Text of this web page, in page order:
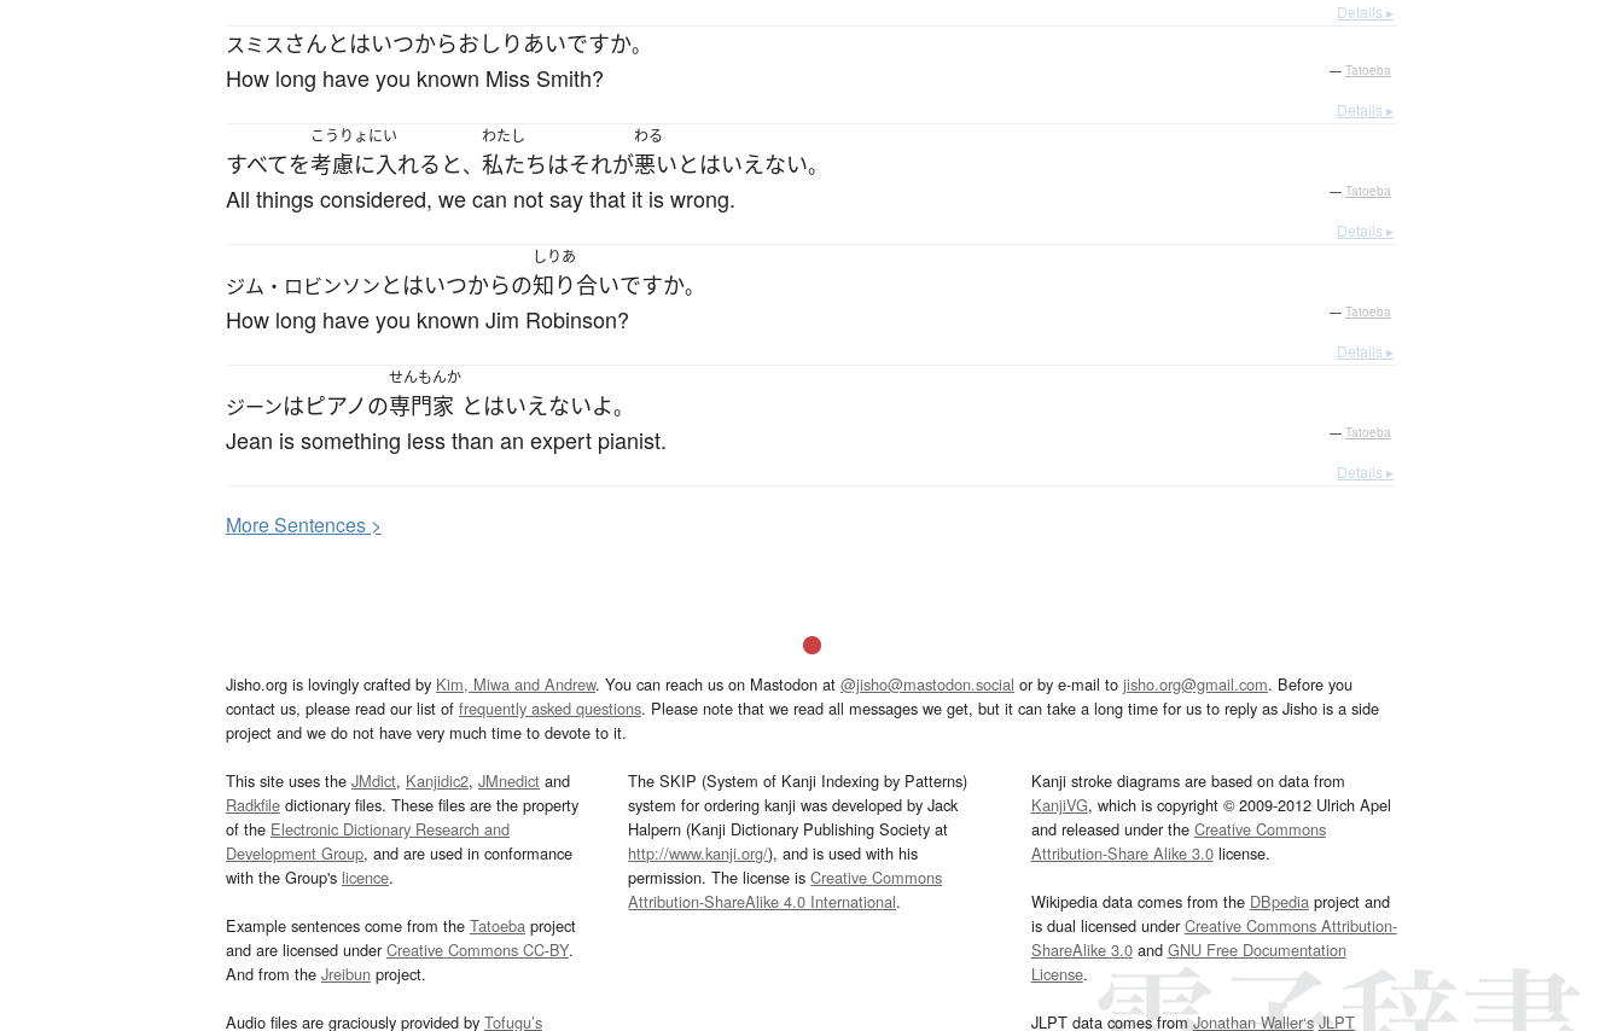
Details ▸
スミスさんとはいつからお しりあいですか。
How long have you known Miss Smith? — Tatoeba
Details ▸
すべてを
こうりょにい
考慮に入れる と、
わたし
私たちはそれが
わる
悪いとはいえない。
All things considered, we can not say that it is wrong. — Tatoeba
Details ▸
ジム・ロビンソンとはいつからの
しりあ
知り合いですか。
How long have you known Jim Robinson? — Tatoeba
Details ▸
ジーンはピアノの
せんもんか
専門家 とはいえないよ。
Jean is something less than an expert pianist. — Tatoeba
Details ▸
MoreSentences >
Jisho.org is lovingly crafted by Kim, Miwa and Andrew. You can reach us on Mastodon at @jisho@mastodon.social or by e-mail to jisho.org@gmail.com. Before you
contact us, please read our list of frequently asked questions. Please note that we read all messages we get, but it can take a long time for us to reply as Jisho is a side
project and we do not have very much time to devote to it.
This site uses the JMdict, Kanjidic2, JMnedict and
Radkfile dictionary files. These files are the property
of the Electronic Dictionary Research and
Development Group, and are used in conformance
with the Group's licence.
Example sentences come from the Tatoeba project
and are licensed underCreative Commons CC-BY.
And from the Jreibun project.
Audio files are graciously provided by Tofugu’s
The SKIP (System of Kanji Indexing by Patterns)
system for ordering kanji was developed by Jack
Halpern (Kanji Dictionary Publishing Society at
http://www.kanji.org/), and is used with his
permission. The license isCreative Commons
Attribution-ShareAlike 4.0 International.
Kanji stroke diagrams are based on data from
KanjiVG, which is copyright © 2009-2012 Ulrich Apel
and released under the Creative Commons
Attribution-Share Alike 3.0license.
Wikipedia data comes from the DBpediaproject and
is dual licensed underCreative Commons Attribution-
ShareAlike 3.0and GNU Free Documentation
License.
JLPT data comes fromJonathan Waller‘s JLPT